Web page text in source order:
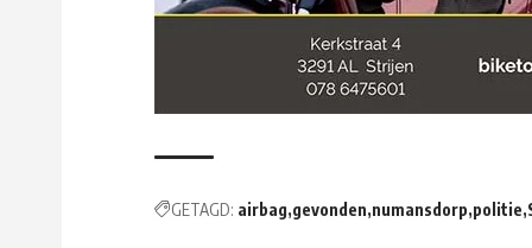
GETAGD: airbag gevonden numansdorp politie